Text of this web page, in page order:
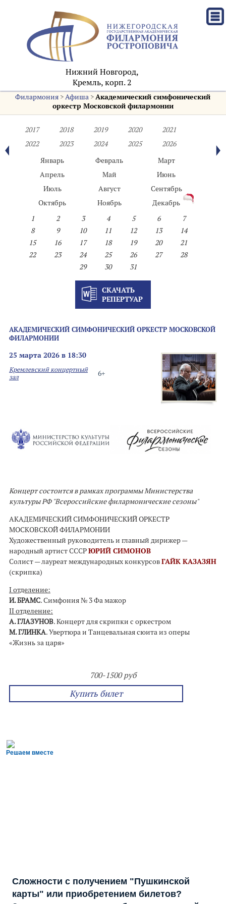
Нижний Новгород,
Кремль, корп. 2
Филармония >Афиша >Академический симфонический
оркестр Московской филармонии
2017 2018 2019 2020
2021
2022
2023 2024 2025
2026
Январь
Февраль
Март
Апрель
Май
Июнь
Июль
Август
Сентябрь
Октябрь
Ноябрь
Декабрь
1
2 3 4 5 6
7
8
9 10 11 12 13
14
15
16 17 18 19 20
21
22
23 24 25 26 27
28
29
30 31
СКАЧАТЬ
РЕПЕРТУАР
АКАДЕМИЧЕСКИЙ СИМФОНИЧЕСКИЙ ОРКЕСТР МОСКОВСКОЙ
ФИЛАРМОНИИ
25 марта 2026 в 18:30
6+
Кремлевский концертный
зал
Концерт состоится в рамках программы Министерства
культуры РФ "Всероссийские филармонические сезоны"
АКАДЕМИЧЕСКИЙ СИМФОНИЧЕСКИЙ ОРКЕСТР
МОСКОВСКОЙ ФИЛАРМОНИИ
Художественный руководитель и главный дирижер —
народный артист СССРЮРИЙ СИМОНОВ
Солист — лауреат международных конкурсовГАЙК КАЗАЗЯН
(скрипка)
I отделение:
И. БРАМС. Симфония № 3 Фа мажор
II отделение:
А. ГЛАЗУНОВ. Концерт для скрипки с оркестром
М. ГЛИНКА. Увертюра и Танцевальная сюита из оперы
«Жизнь за царя»
700-1500 руб
Купить билет
Решаем вместе
Сложности с получением "Пушкинской
карты" или приобретением билетов?